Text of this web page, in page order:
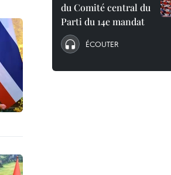
du Comité central du
Parti du 14e mandat
ÉCOUTER